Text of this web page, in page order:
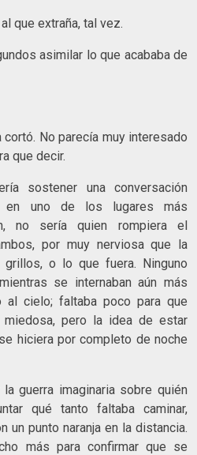
que extraña, tal vez.
asimilar lo que acababa de
No parecía muy interesado
que decir.
sostener una conversación
en uno de los lugares más
no sería quien rompiera el
por muy nerviosa que la
o lo que fuera. Ninguno
se internaban aún más
al cielo; faltaba poco para que
pero la idea de estar
hiciera por completo de noche
guerra imaginaria sobre quién
qué tanto faltaba caminar,
un punto naranja en la distancia.
más para confirmar que se